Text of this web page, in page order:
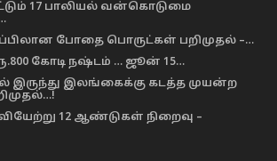
17 பாலியல் வன்கொடுமை
போதை பொருட்கள் பறிமுதல் –…
கோடி நஷ்டம் … ஜூன் 15…
இருந்து இலங்கைக்கு கடத்த முயன்ற
12 ஆண்டுகள் நிறைவு –